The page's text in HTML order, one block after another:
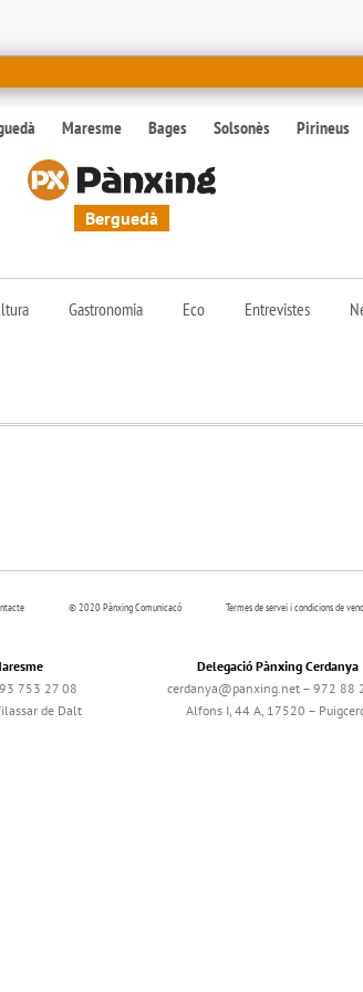
Maresme Bages Solsonès Pirineus
Berguedà
Gastronomia Eco Entrevistes
© 2020 Pànxing Comunicacó Termes de servei i condicions de
753 27 08
de Dalt
Delegació Pànxing Cerdanya
cerdanya@panxing.net – 972 88
Alfons I, 44 A, 17520 –